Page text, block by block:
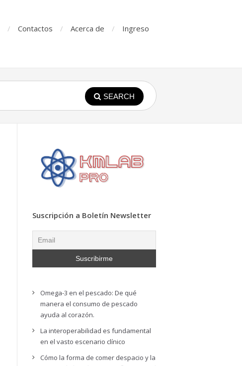
Contactos Acerca de Ingreso
SEARCH
Suscripción a Boletín Newsletter
Omega-3 en el pescado: De qué
manera el consumo de pescado
ayuda al corazón.
La interoperabilidad es fundamental
en el vasto escenario clínico
Cómo la forma de comer despacio y la